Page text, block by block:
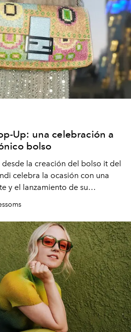
Up: una celebración a
bolso
desde la creación del bolso it del
celebra la ocasión con una
y el lanzamiento de su